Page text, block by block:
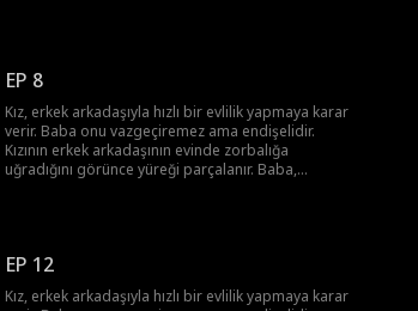
EP 8
Kız, erkek arkadaşıyla hızlı bir evlilik yapmaya karar
verir. Baba onu vazgeçiremez ama endişelidir.
Kızının erkek arkadaşının evinde zorbalığa
uğradığını görünce yüreği parçalanır. Baba,
EP 12
Kız, erkek arkadaşıyla hızlı bir evlilik yapmaya karar